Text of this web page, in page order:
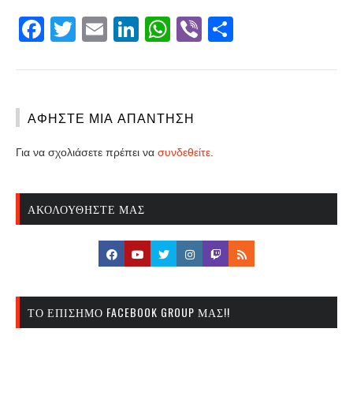
Facebook
Twitter
EmailLinkedIn
WhatsApp
Viber
ΑΦΉΣΤΕ ΜΙΑ ΑΠΆΝΤΗΣΗ
Για να σχολιάσετε πρέπει να συνδεθείτε
ΑΚΟΛΟΥΘΉΣΤΕ ΜΑΣ
ΤΟ ΕΠΊΣΗΜΟ FACEBOOK GROUP ΜΑΣ!!